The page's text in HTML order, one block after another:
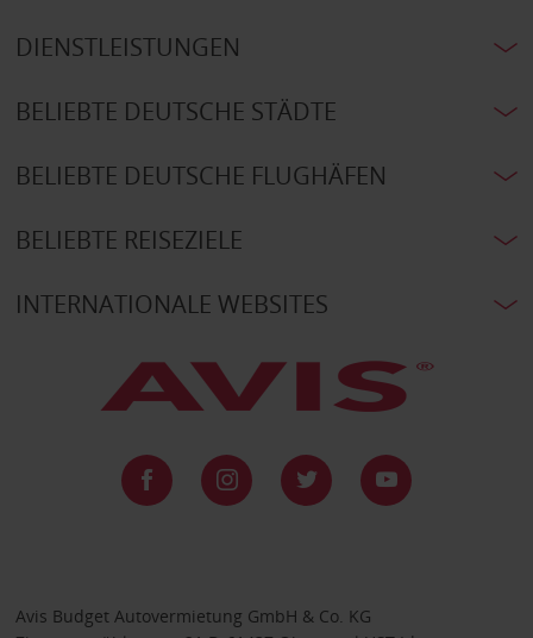
DIENSTLEISTUNGEN
BELIEBTE DEUTSCHE STÄDTE
BELIEBTE DEUTSCHE FLUGHÄFEN
BELIEBTE REISEZIELE
INTERNATIONALE WEBSITES
Avis Budget Autovermietung GmbH & Co. KG